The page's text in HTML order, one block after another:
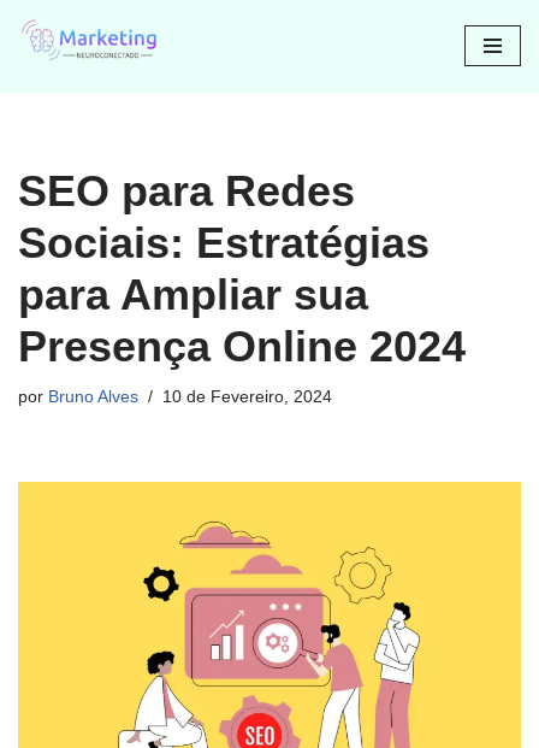
Avançar
SEO para Redes
Sociais: Estratégias
para Ampliar sua
Presença Online 2024
por Bruno Alves 10 de Fevereiro, 2024